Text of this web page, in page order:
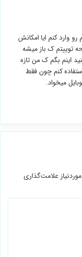
وارد کنم ایا امکانش
توییتم ک باز میشه
اینم بگم ک من تازه
کنم چون فقط
میخواد.
علامت‌گذاری